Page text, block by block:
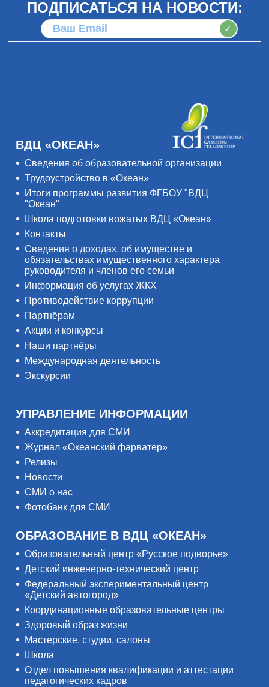
ПОДПИСАТЬСЯ НА НОВОСТИ:
✓
ВДЦ «ОКЕАН»
Сведения об образовательной организации
Трудоустройство в «Океан»
Итоги программы развития ФГБОУ "ВДЦ
"Океан"
Школа подготовки вожатых ВДЦ «Океан»
Контакты
Сведения о доходах, об имуществе и
обязательствах имущественного характера
руководителя и членов его семьи
Информация об услугах ЖКХ
Противодействие коррупции
Партнёрам
Акции и конкурсы
Наши партнёры
Международная деятельность
Экскурсии
УПРАВЛЕНИЕ ИНФОРМАЦИИ
Аккредитация для СМИ
Журнал «Океанский фарватер»
Релизы
Новости
СМИ о нас
Фотобанк для СМИ
ОБРАЗОВАНИЕ В ВДЦ «ОКЕАН»
Образовательный центр «Русское подворье»
Детский инженерно-технический центр
Федеральный экспериментальный центр
«Детский автогород»
Координационные образовательные центры
Здоровый образ жизни
Мастерские, студии, салоны
Школа
Отдел повышения квалификации и аттестации
педагогических кадров